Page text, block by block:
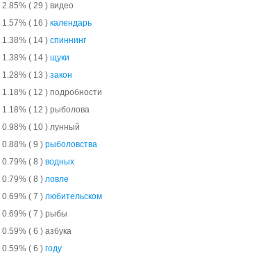
2.85% ( 29 ) видео
1.57% ( 16 )календарь
1.38% ( 14 )спиннинг
1.38% ( 14 )щуки
1.28% ( 13 )закон
1.18% ( 12 ) подробности
1.18% ( 12 ) рыболова
0.98% ( 10 ) лунный
0.88% ( 9 )рыболовства
0.79% ( 8 )водных
0.79% ( 8 )ловле
0.69% ( 7 )любительском
0.69% ( 7 ) рыбы
0.59% ( 6 ) азбука
0.59% ( 6 )году